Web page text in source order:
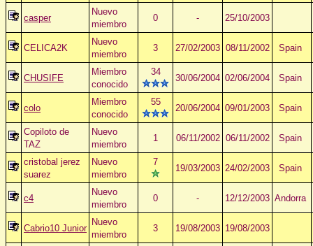
casper
Nuevo
miembro
0 - 25/10/2003
CELICA2K
Nuevo
miembro
3 27/02/2003 08/11/2002 Spain
CHUSIFE
Miembro
conocido
34
30/06/2004 02/06/2004 Spain
colo
Miembro
conocido
55
20/06/2004 09/01/2003 Spain
Copiloto de
TAZ
Nuevo
miembro
1 06/11/2002 06/11/2002 Spain
cristobal jerez
suarez
Nuevo
miembro
7
19/03/2003 24/02/2003 Spain
c4
Nuevo
miembro
0 - 12/12/2003 Andorra
Cabrio10 Junior
Nuevo
miembro
3 19/08/2003 19/08/2003